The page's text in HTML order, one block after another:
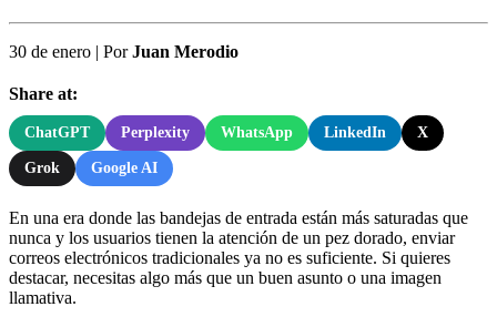
30 de enero | PorJuan Merodio
Share at:
ChatGPT Perplexity WhatsApp LinkedIn X
Grok Google AI
En una era donde las bandejas de entrada están más saturadas que
nunca y los usuarios tienen la atención de un pez dorado, enviar
correos electrónicos tradicionales ya no es suficiente. Si quieres
destacar, necesitas algo más que un buen asunto o una imagen
llamativa.